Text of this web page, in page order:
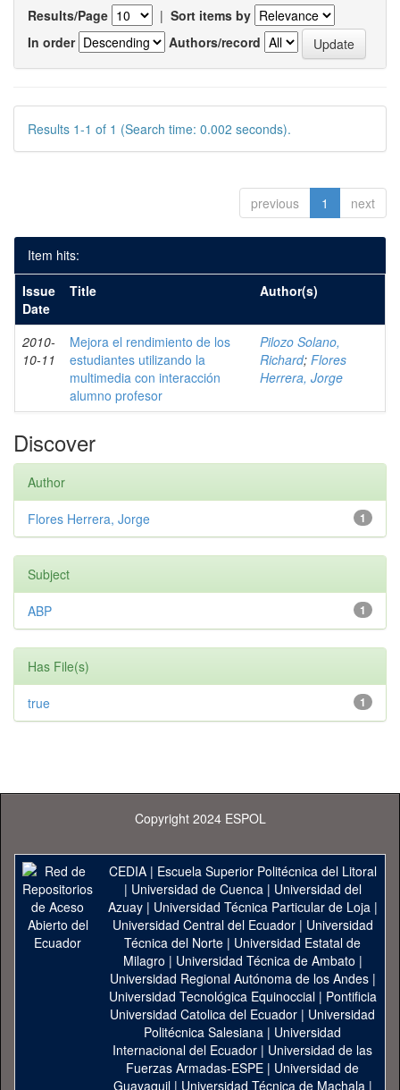
Results/Page | Sort items by
In order
Authors/record
Results 1-1 of 1 (Search time: 0.002 seconds).
previous 1 next
Item hits:
Issue
Date
Title Author(s)
2010-
10-11
Mejora el rendimiento de los
estudiantes utilizando la
multimedia con interacción
alumno profesor
Pilozo Solano,
Richard; Flores
Herrera, Jorge
Discover
Author
1
Flores Herrera, Jorge
Subject
1
ABP
Has File(s)
1
true
Copyright 2024 ESPOL
CEDIA| Escuela Superior Politécnica del Litoral
| Universidad de Cuenca| Universidad del
Azuay| Universidad Técnica Particular de Loja|
Universidad Central del Ecuador| Universidad
Técnica del Norte | Universidad Estatal de
Milagro | Universidad Técnica de Ambato |
Universidad Regional Autónoma de los Andes|
Universidad Tecnológica Equinoccial| Pontificia
Universidad Catolica del Ecuador | Universidad
Politécnica Salesiana | Universidad
Internacional del Ecuador | Universidad de las
Fuerzas Armadas-ESPE | Universidad de
Guayaquil| Universidad Técnica de Machala |